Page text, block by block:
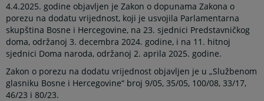
4.4.2025. godine objavljen je Zakon o dopunama Zakona o
porezu na dodatu vrijednost, koji je usvojila Parlamentarna
skupština Bosne i Hercegovine, na 23. sjednici Predstavničkog
doma, održanoj 3. decembra 2024. godine, i na 11. hitnoj
sjednici Doma naroda, održanoj 2. aprila 2025. godine.
Zakon o porezu na dodatu vrijednost objavljen je u „Službenom
glasniku Bosne i Hercegovine“ broj 9/05, 35/05, 100/08, 33/17,
46/23 i 80/23.